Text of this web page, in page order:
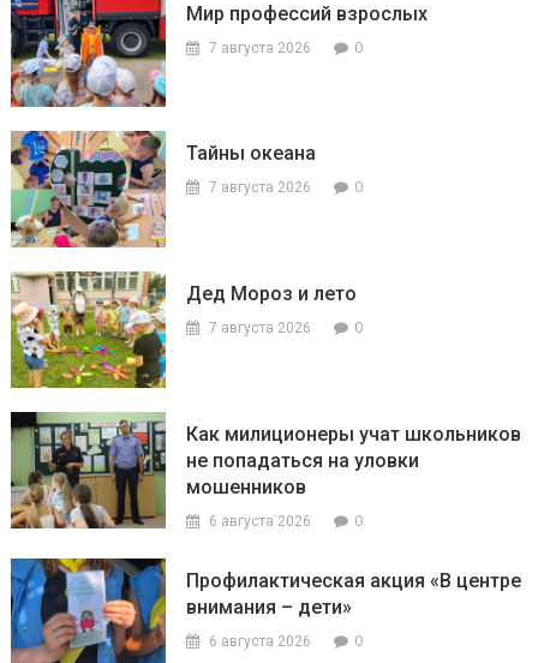
Мир профессий взрослых
7 августа 2026 0
Тайны океана
7 августа 2026 0
Дед Мороз и лето
7 августа 2026 0
Как милиционеры учат школьников
не попадаться на уловки
мошенников
6 августа 2026 0
Профилактическая акция «В центре
внимания – дети»
6 августа 2026 0